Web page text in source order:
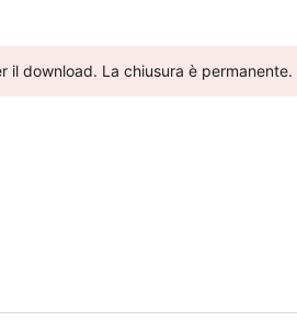
download. La chiusura è